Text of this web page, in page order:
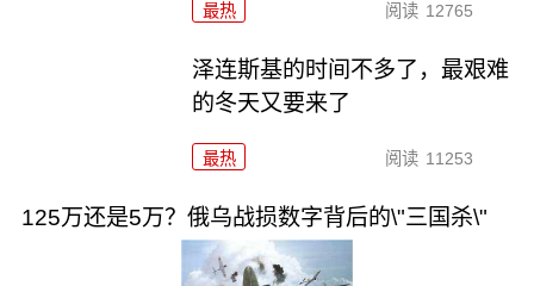
最热 阅读 12765
泽连斯基的时间不多了，最艰难
的冬天又要来了
最热 阅读 11253
125万还是5万？俄乌战损数字背后的\"三国杀\"